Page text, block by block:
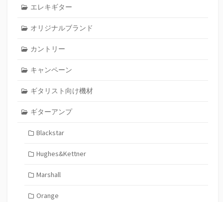
エレキギター
オリジナルブランド
カントリー
キャンペーン
ギタリスト向け機材
ギターアンプ
Blackstar
Hughes&Kettner
Marshall
Orange